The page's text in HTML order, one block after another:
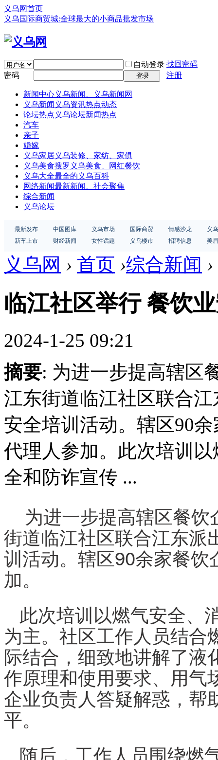
义乌网首页
义乌国际商贸城:全球最大的小商品批发市场
自动登录 找回密码
密码
登录 注册
新闻中心义乌新闻、义乌新闻网
义乌新闻 义乌资讯热点动态
论坛热点 义乌论坛新闻热点
汽车
亲子
婚嫁
义乌家居义乌装修、家纺、家俱
义乌美食搜罗义乌美食、网红餐饮
义乌大全最全的义乌百科
网络新闻最新新闻、社会聚焦
综合新闻
义乌论坛
最新发布 中国图库 义乌市场 国际商贸 情感沙龙
义
新车上市
财经新闻 女性话题 义乌楼市 招聘信息 美
义乌网 › 首页 ›综合新闻 ›
临江社区举行 餐饮
2024-1-25 09:21
摘要: 为进一步提高辖区
江东街道临江社区联合
安全培训活动。辖区90
代理人参加。此次培训
全和防诈宣传 ...
为进一步提高辖区餐
街道临江社区联合江东派
训活动。辖区90余家餐
加。
此次培训以燃气安全、
为主。社区工作人员结
际结合，细致地讲解了液
作原理和使用要求、用气
企业负责人答疑解惑，帮
平。
随后，工作人员围绕燃